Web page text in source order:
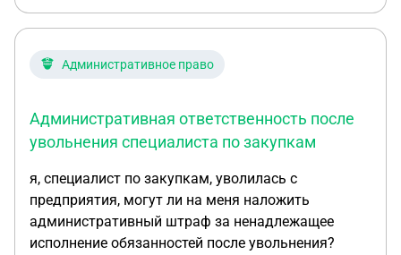
того,квитанцию об оплате данного штрафа мне
было необходимо предоставить в районный
суд.Что теперь делать незнаю.....оплатил бы
штраф сегодня,но увы банки не работают,да и как
пожалуйста и подскадите,как действовать в
данной ситуации.Заранее огромное человеческое
Административное право
Административная ответственность после
увольнения специалиста по закупкам
я, специалист по закупкам, уволилась с
предприятия, могут ли на меня наложить
административный штраф за ненадлежащее
исполнение обязанностей после увольнения?